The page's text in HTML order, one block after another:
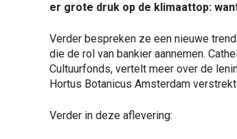
er grote druk op de klimaattop:
Verder bespreken ze een nieuwe
die de rol van bankier aannemen.
Cultuurfonds, vertelt meer over de
Hortus Botanicus Amsterdam
Verder in deze aflevering: